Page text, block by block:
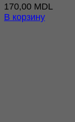
170,00 MDL
В корзину